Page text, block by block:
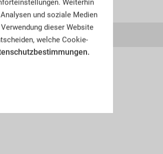
2075
605
Weiterhin
und soziale Medien
dieser Website
welche Cookie-